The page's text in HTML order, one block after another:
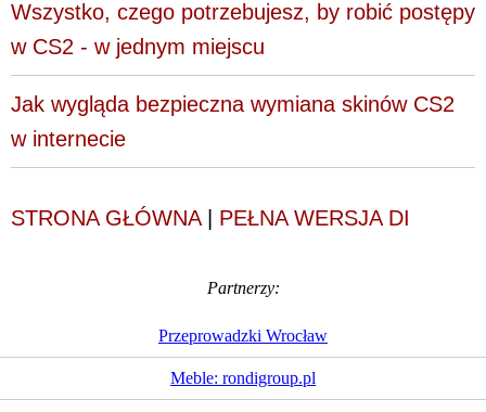
Wszystko, czego potrzebujesz, by robić postępy
w CS2 - w jednym miejscu
Jak wygląda bezpieczna wymiana skinów CS2
w internecie
STRONA GŁÓWNA| PEŁNA WERSJA DI
Partnerzy:
Przeprowadzki Wrocław
Meble: rondigroup.pl